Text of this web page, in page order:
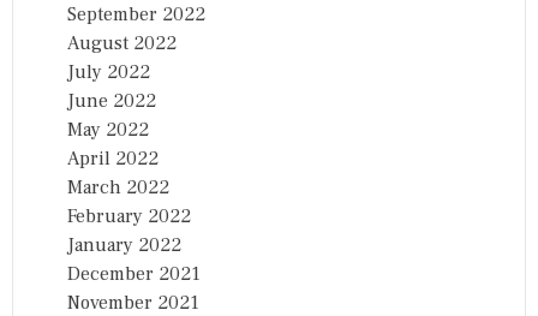
September 2022
August 2022
July 2022
June 2022
May 2022
April 2022
March 2022
February 2022
January 2022
December 2021
November 2021